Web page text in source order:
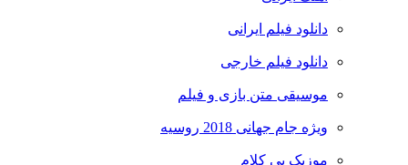
دانلود فیلم ایرانی
دانلود فیلم خارجی
موسیقی متن بازی و فیلم
ویژه جام جهانی 2018 روسیه
موزیک بی کلام